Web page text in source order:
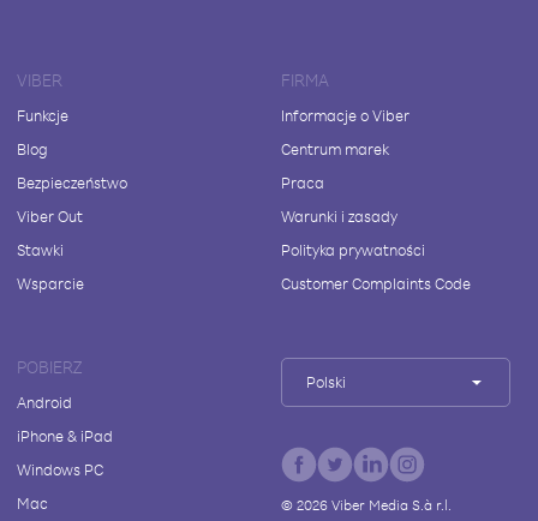
VIBER
Funkcje
Blog
Bezpieczeństwo
Viber Out
Stawki
Wsparcie
FIRMA
Informacje o Viber
Centrum marek
Praca
Warunki i zasady
Polityka prywatności
Customer Complaints Code
POBIERZ
Android
iPhone & iPad
Windows PC
Mac
Polski
© 2026Viber Media S.à r.l.